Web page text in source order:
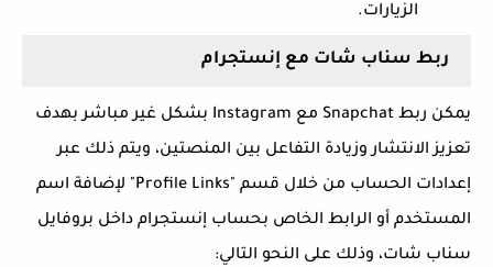
الزيارات.
ربط سناب شات مع إنستجرام
يمكن ربط Snapchat مع Instagram بشكل غير مباشر بهدف
تعزيز الانتشار وزيادة التفاعل بين المنصتين، ويتم ذلك عبر
إعدادات الحساب من خلال قسم "Profile Links" لإضافة اسم
المستخدم أو الرابط الخاص بحساب إنستجرام داخل بروفايل
سناب شات، وذلك على النحو التالي: